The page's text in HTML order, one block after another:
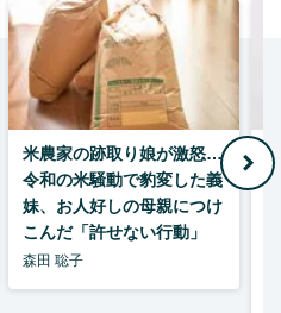
米農家の跡取り娘が激怒…
令和の米騒動で豹変した義
妹、お人好しの母親につけ
こんだ「許せない行動」
森田 聡子